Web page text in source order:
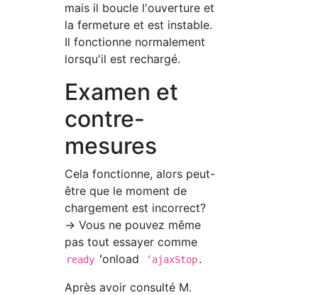
mais il boucle l'ouverture et
la fermeture et est instable.
Il fonctionne normalement
lorsqu'il est rechargé.
Examen et
contre-
mesures
Cela fonctionne, alors peut-
être que le moment de
chargement est incorrect?
→ Vous ne pouvez même
pas tout essayer comme
ready ʻonload ʻajaxStop.
Après avoir consulté M.